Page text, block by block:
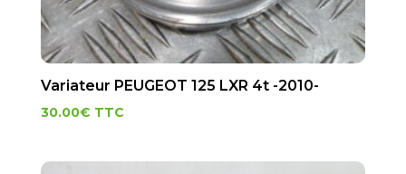
Variateur PEUGEOT 125 LXR 4t -2010-
30.00€ TTC